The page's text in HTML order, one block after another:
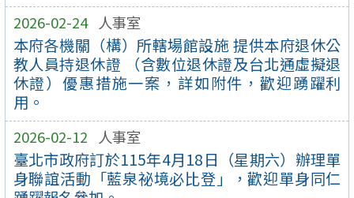
2026-02-24 人事室
本府各機關（構）所轄場館設施 提供本府退休公
教人員持退休證 （含數位退休證及台北通虛擬退
休證）優惠措施一案，詳如附件，歡迎踴躍利
用。
2026-02-12 人事室
臺北市政府訂於115年4月18日（星期六）辦理單
身聯誼活動「藍泉祕境必比登」，歡迎單身同仁